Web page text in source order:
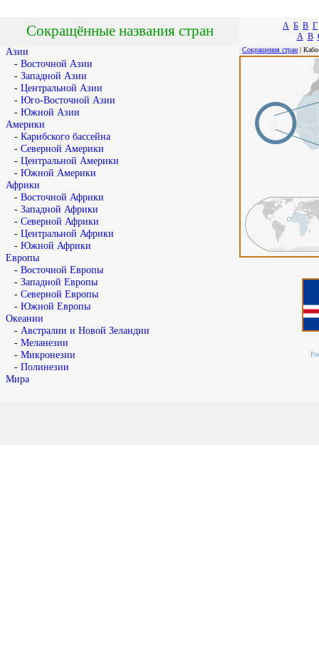
А Б В Г
A B
Сокращения стран |
Сокращённые названия стран
Азии
- Восточной Азии
- Западной Азии
- Центральной Азии
- Юго-Восточной Азии
- Южной Азии
Америки
- Карибского бассейна
- Северной Америки
- Центральной Америки
- Южной Америки
Африки
- Восточной Африки
- Западной Африки
- Северной Африки
- Центральной Африки
- Южной Африки
Европы
- Восточной Европы
- Западной Европы
- Северной Европы
- Южной Европы
Океании
- Австралии и Новой Зеландии
- Меланезии
- Микронезии
- Полинезии
Мира